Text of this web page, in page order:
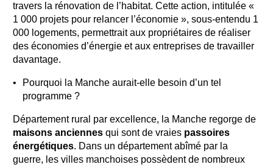
travers la rénovation de l’habitat. Cette action, intitulée «
1 000 projets pour relancer l’économie », sous-entendu 1
000 logements, permettrait aux propriétaires de réaliser
des économies d’énergie et aux entreprises de travailler
davantage.
Pourquoi la Manche aurait-elle besoin d’un tel
programme ?
Département rural par excellence, la Manche regorge de
maisons anciennes qui sont de vraies passoires
énergétiques. Dans un département abîmé par la
guerre, les villes manchoises possèdent de nombreux